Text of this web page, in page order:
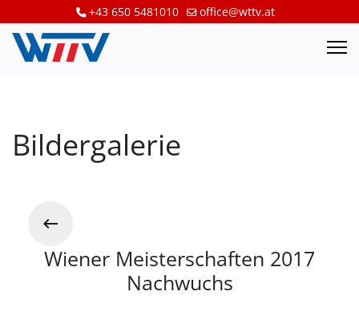
+43 650 5481010 office@wttv.at
Bildergalerie
Wiener Meisterschaften 2017
Nachwuchs